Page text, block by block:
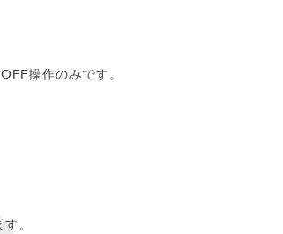
操作のみです。
。